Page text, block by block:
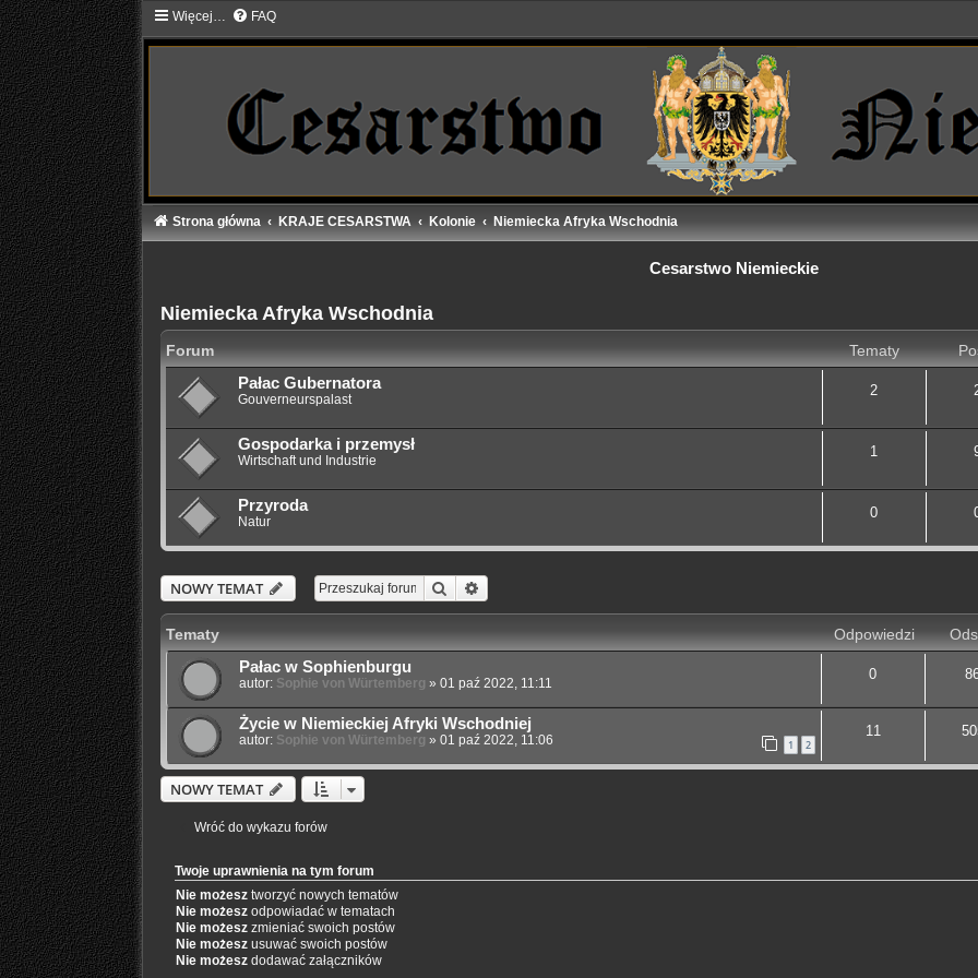
Więcej… FAQ
Strona główna KRAJE CESARSTWA Kolonie Niemiecka Afryka Wschodnia
Cesarstwo Niemieckie
Niemiecka Afryka Wschodnia
Forum Tematy
Pałac Gubernatora
Gouverneurspalast
2
Gospodarka i przemysł
Wirtschaft und Industrie
1
Przyroda
Natur
0
NOWY TEMAT Szukaj
Tematy Odpowiedzi
Pałac w Sophienburgu
autor: Sophie von Würtemberg » 01 paź 2022, 11:11
0
Życie w Niemieckiej Afryki Wschodniej
autor: Sophie von Würtemberg » 01 paź 2022, 11:06 1 2
11
NOWY TEMAT
Wróć do wykazu forów
Twoje uprawnienia na tym forum
Nie możesztworzyć nowych tematów
Nie możeszodpowiadać w tematach
Nie możeszzmieniać swoich postów
Nie możeszusuwać swoich postów
Nie możeszdodawać załączników